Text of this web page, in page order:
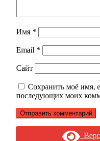
Имя *
Email *
Сайт
Сохранить моё имя,
последующих моих